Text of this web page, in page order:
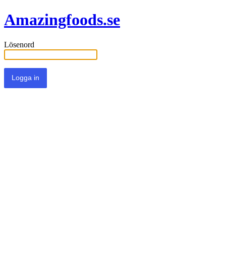
Amazingfoods.se
Lösenord